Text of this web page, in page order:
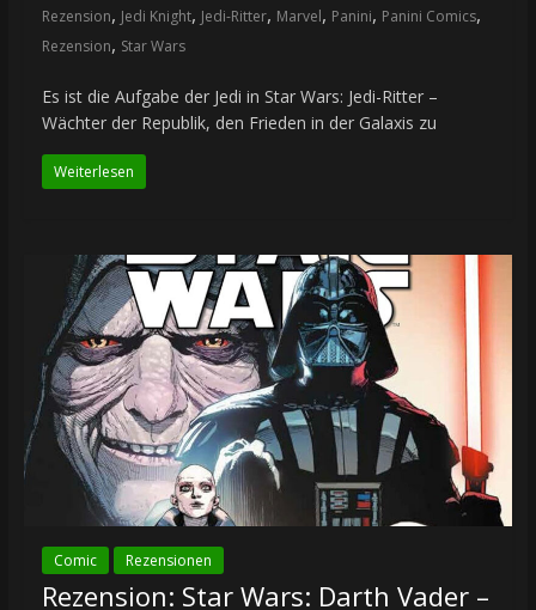
Rezension, Jedi Knight, Jedi-Ritter, Marvel, Panini, Panini Comics,
Rezension, Star Wars
Es ist die Aufgabe der Jedi in Star Wars: Jedi-Ritter –
Wächter der Republik, den Frieden in der Galaxis zu
Weiterlesen
Comic Rezensionen
Rezension: Star Wars: Darth Vader –